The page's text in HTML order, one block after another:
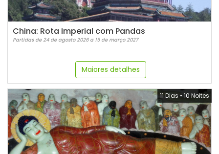
China: Rota Imperial com Pandas
Partidas de 24 de agosto 2026 a 15 de março 2027
Maiores detalhes
11 Dias • 10 Noites